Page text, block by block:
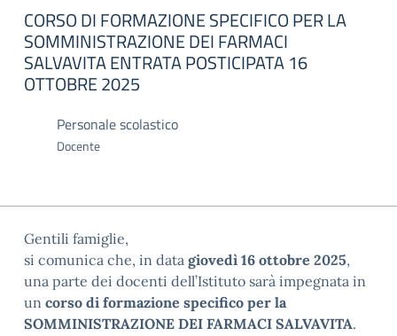
CORSO DI FORMAZIONE SPECIFICO PER LA
SOMMINISTRAZIONE DEI FARMACI
SALVAVITA ENTRATA POSTICIPATA 16
OTTOBRE 2025
Personale scolastico
Docente
Gentili famiglie,
si comunica che, in data giovedì 16 ottobre 2025,
una parte dei docenti dell’Istituto sarà impegnata in
un corso di formazione specifico per la
SOMMINISTRAZIONE DEI FARMACI SALVAVITA.